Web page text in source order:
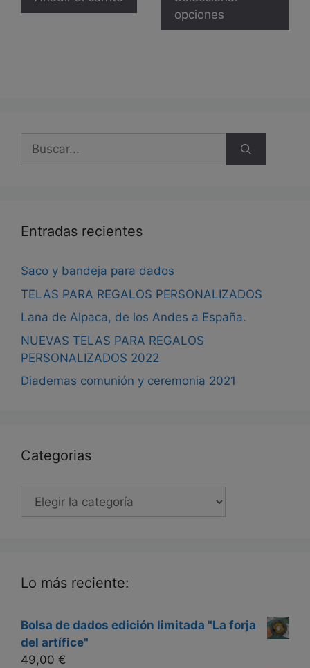
hasta
opciones
Buscar:
Entradas recientes
Saco y bandeja para dados
TELAS PARA REGALOS PERSONALIZADOS
Lana de Alpaca, de los Andes a España.
NUEVAS TELAS PARA REGALOS
PERSONALIZADOS 2022
Diademas comunión y ceremonia 2021
Categorias
Categorias
Lo más reciente:
Bolsa de dados edición limitada "La forja
del artífice"
49,00 €